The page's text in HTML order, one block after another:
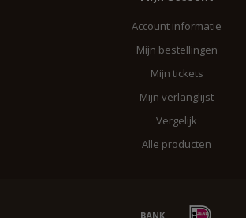
Account informatie
Mijn bestellingen
Mijn tickets
Mijn verlanglijst
Vergelijk
Alle producten